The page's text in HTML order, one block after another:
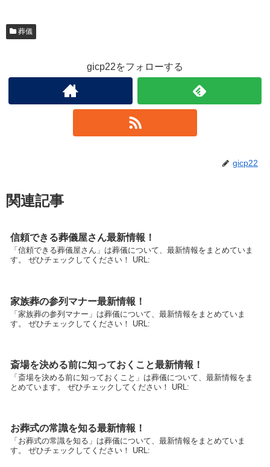
葬儀
gicp22をフォローする
gicp22
関連記事
信頼できる葬儀屋さん最新情報！
「信頼できる葬儀屋さん」は葬儀について、最新情報をまとめていま
す。 ぜひチェックしてください！ URL:
家族葬の参列マナー最新情報！
「家族葬の参列マナー」は葬儀について、最新情報をまとめていま
す。 ぜひチェックしてください！ URL:
斎場を決める前に知っておくこと最新情報！
「斎場を決める前に知っておくこと」は葬儀について、最新情報をま
とめています。 ぜひチェックしてください！ URL:
お葬式の常識を知る最新情報！
「お葬式の常識を知る」は葬儀について、最新情報をまとめていま
す。 ぜひチェックしてください！ URL: